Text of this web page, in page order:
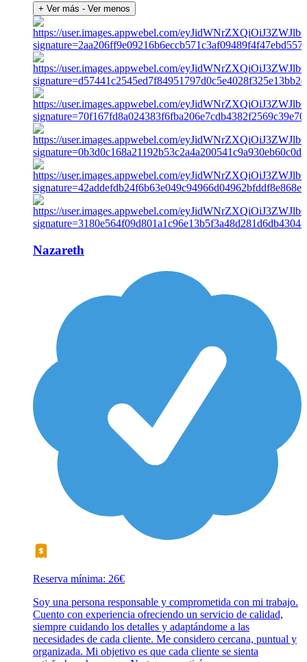
+ Ver más - Ver menos
Nazareth
Reserva mínima: 26€
Soy una persona responsable y comprometida con mi trabajo.
Cuento con experiencia ofreciendo un servicio de calidad,
siempre cuidando los detalles y adaptándome a las
necesidades de cada cliente. Me considero cercana, puntual y
organizada. Mi objetivo es que cada cliente se sienta